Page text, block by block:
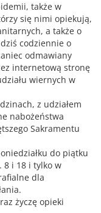
także w
się nimi opiekują,
a także o
codziennie o
odmawiany
internetową stronę
wiernych w
z udziałem
nabożeństwa
Sakramentu
do piątku
8 i 18 i tylko w
dla
życzę opieki